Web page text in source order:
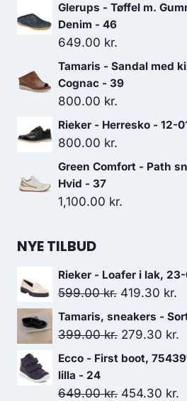
Glerups - Tøffel m.
Denim - 46
649.00 kr.
Tamaris - Sandal med
Cognac - 39
800.00 kr.
Rieker - Herresko - 12-
800.00 kr.
Green Comfort - Path
Hvid - 37
1,100.00 kr.
NYE TILBUD
Rieker - Loafer i lak,
599.00kr. Den
oprindelige
pris
599.00 kr..
419.30 kr.
Tamaris, sneakers -
399.00kr. Den
oprindelige
var:
279.30 kr.
Ecco - First boot,
lilla - 24
649.00kr. Den
454.30 kr.